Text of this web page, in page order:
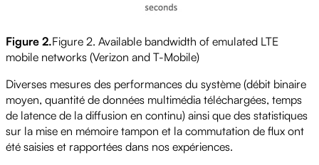
Figure 2.Figure 2. Available bandwidth of emulated LTE
mobile networks (Verizon and T-Mobile)
Diverses mesures des performances du système (débit binaire
moyen, quantité de données multimédia téléchargées, temps
de latence de la diffusion en continu) ainsi que des statistiques
sur la mise en mémoire tampon et la commutation de flux ont
été saisies et rapportées dans nos expériences.